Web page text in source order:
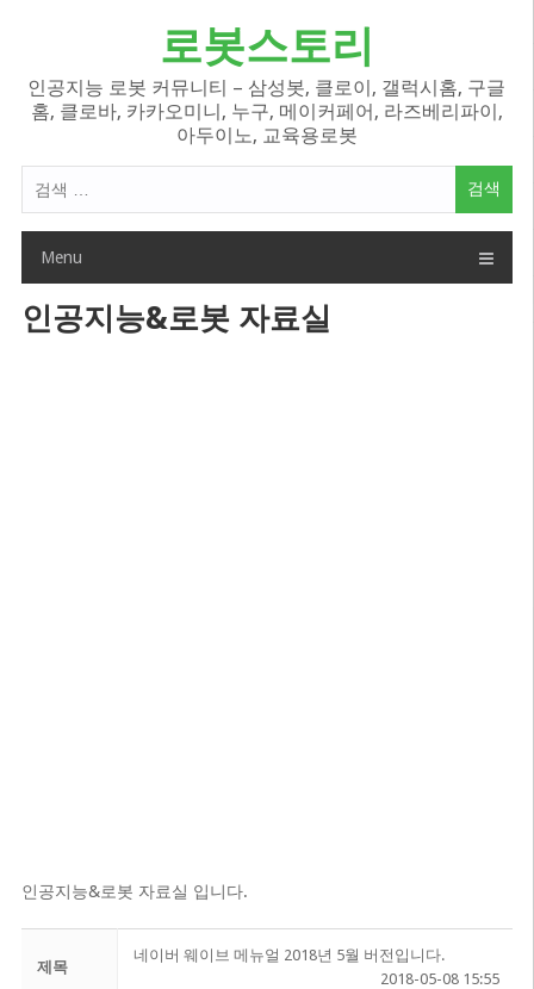
로봇스토리
인공지능 로봇 커뮤니티 – 삼성봇, 클로이, 갤럭시홈, 구글
홈, 클로바, 카카오미니, 누구, 메이커페어, 라즈베리파이,
아두이노, 교육용로봇
색
Menu
인공지능&로봇 자료실
인공지능&로봇 자료실 입니다.
제목
네이버 웨이브 메뉴얼 2018년 5월 버전입니다.
2018-05-08 15:55